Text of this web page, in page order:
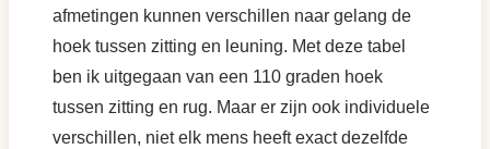
afmetingen kunnen verschillen naar gelang de
hoek tussen zitting en leuning. Met deze tabel
ben ik uitgegaan van een 110 graden hoek
tussen zitting en rug. Maar er zijn ook individuele
verschillen, niet elk mens heeft exact dezelfde